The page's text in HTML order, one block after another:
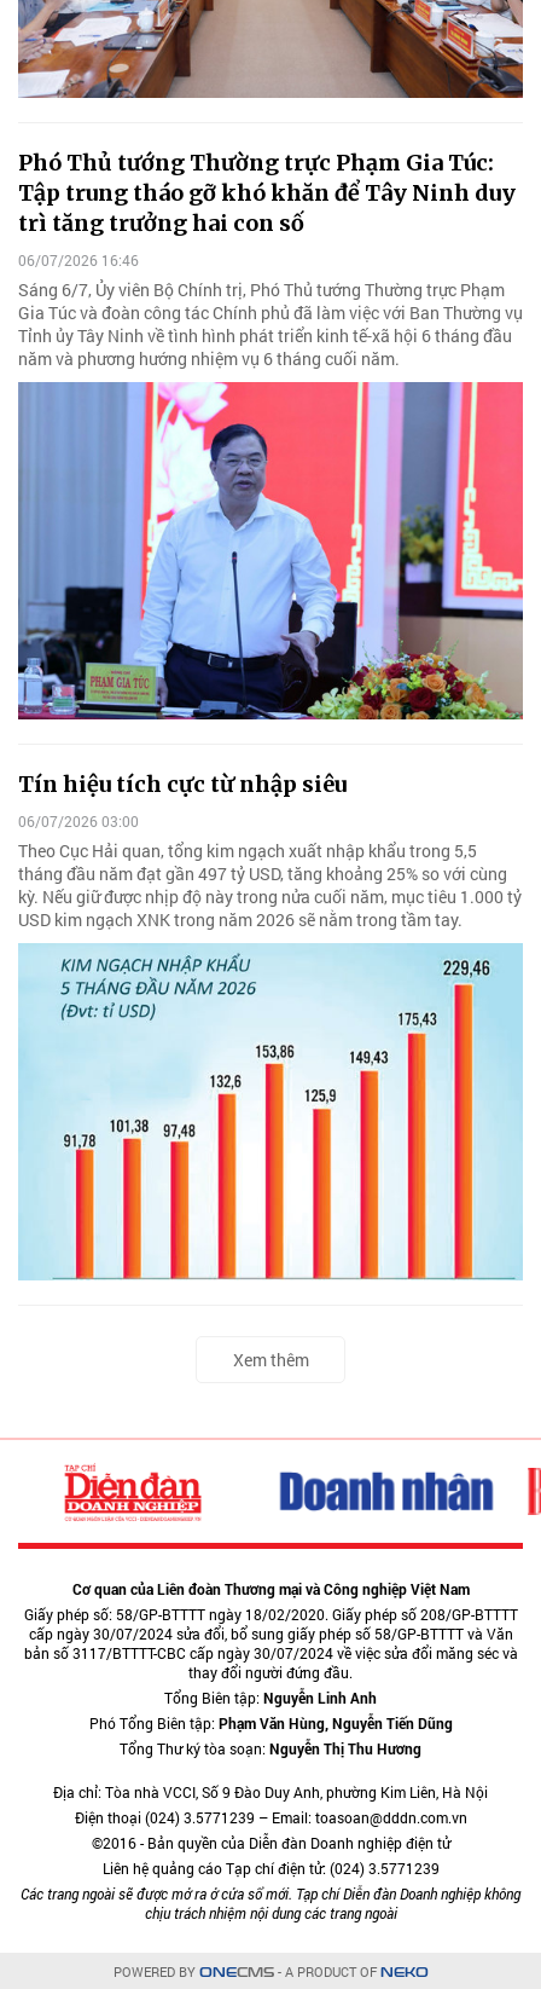
Phó Thủ tướng Thường trực Phạm Gia Túc:
Tập trung tháo gỡ khó khăn để Tây Ninh duy
trì tăng trưởng hai con số
06/07/2026 16:46
Sáng 6/7, Ủy viên Bộ Chính trị, Phó Thủ tướng Thường trực Phạm
Gia Túc và đoàn công tác Chính phủ đã làm việc với Ban Thường vụ
Tỉnh ủy Tây Ninh về tình hình phát triển kinh tế-xã hội 6 tháng đầu
năm và phương hướng nhiệm vụ 6 tháng cuối năm.
Tín hiệu tích cực từ nhập siêu
06/07/2026 03:00
Theo Cục Hải quan, tổng kim ngạch xuất nhập khẩu trong 5,5
tháng đầu năm đạt gần 497 tỷ USD, tăng khoảng 25% so với cùng
kỳ. Nếu giữ được nhịp độ này trong nửa cuối năm, mục tiêu 1.000 tỷ
USD kim ngạch XNK trong năm 2026 sẽ nằm trong tầm tay.
Xem thêm
Cơ quan của Liên đoàn Thương mại và Công nghiệp Việt Nam
Giấy phép số: 58/GP-BTTTT ngày 18/02/2020. Giấy phép số 208/GP-BTTTT
cấp ngày 30/07/2024 sửa đổi, bổ sung giấy phép số 58/GP-BTTTT và Văn
bản số 3117/BTTTT-CBC cấp ngày 30/07/2024 về việc sửa đổi măng séc và
thay đổi người đứng đầu.
Tổng Biên tập:Nguyễn Linh Anh
Phó Tổng Biên tập:Phạm Văn Hùng, Nguyễn Tiến Dũng
Tổng Thư ký tòa soạn:Nguyễn Thị Thu Hương
Địa chỉ: Tòa nhà VCCI, Số 9 Đào Duy Anh, phường Kim Liên, Hà Nội
Điện thoại (024) 3.5771239 – Email: toasoan@dddn.com.vn
©2016 - Bản quyền của Diễn đàn Doanh nghiệp điện tử
Liên hệ quảng cáo Tạp chí điện tử: (024) 3.5771239
Các trang ngoài sẽ được mở ra ở cửa sổ mới. Tạp chí Diễn đàn Doanh nghiệp không
chịu trách nhiệm nội dung các trang ngoài
POWERED BY ONECMS- A PRODUCT OF NEKO